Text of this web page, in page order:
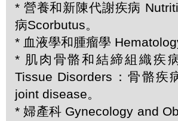
* 營養和新陳代謝疾病
病Scorbutus。
* 血液學和腫瘤學
* 肌肉骨骼和結締組織疾
Tissue Disorders：骨骼疾
joint disease。
* 婦產科 Gynecology and